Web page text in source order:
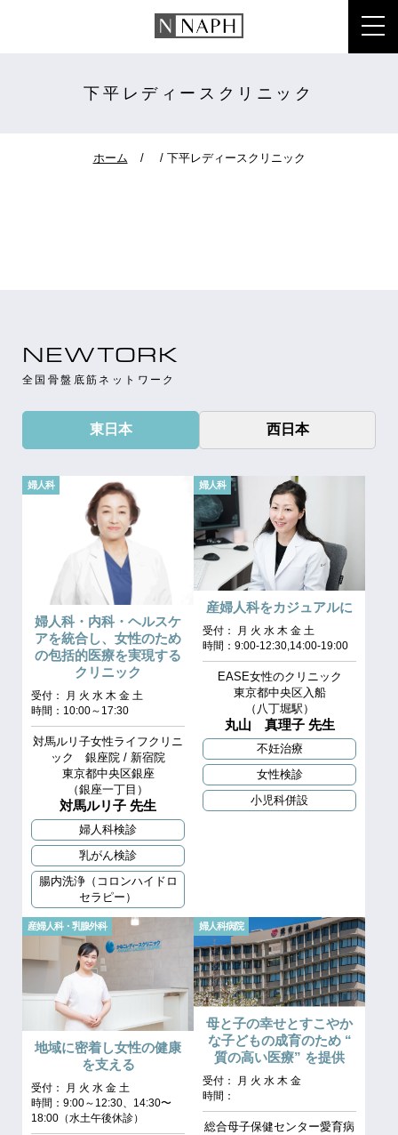
下平レディースクリニック
ホーム 下平レディースクリニック
NEWTORK
全国骨盤底筋ネットワーク
東日本 西日本
婦人科
婦人科・内科・ヘルスケ
アを統合し、女性のため
の包括的医療を実現する
クリニック
受付： 月 火 水 木 金 土
時間：10:00～17:30
対馬ルリ子女性ライフクリニ
ック 銀座院 / 新宿院
東京都中央区銀座
（銀座一丁目）
対馬ルリ子 先生
婦人科検診
乳がん検診
腸内洗浄（コロンハイドロ
セラピー）
婦人科
産婦人科をカジュアルに
受付： 月 火 水 木 金 土
時間：9:00-12:30,14:00-19:00
EASE女性のクリニック
東京都中央区入船
（八丁堀駅）
丸山 真理子 先生
不妊治療
女性検診
小児科併設
産婦人科・乳腺外科
地域に密着し女性の健康
を支える
受付： 月 火 水 金 土
時間：9:00～12:30、14:30〜
18:00（水土午後休診）
婦人科病院
母と子の幸せとすこやか
な子どもの成育のため “
質の高い医療” を提供
受付： 月 火 水 木 金
時間：
総合母子保健センター愛育病